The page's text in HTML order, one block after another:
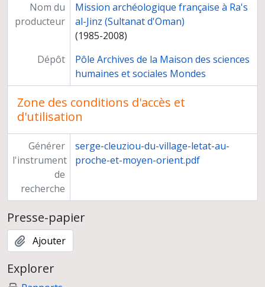
Nom du
producteur
Mission archéologique française à Ra's
al-Jinz (Sultanat d'Oman)
(1985-2008)
Dépôt
Pôle Archives de la Maison des sciences
humaines et sociales Mondes
Zone des conditions d'accès et
d'utilisation
Générer
l'instrument
de
recherche
serge-cleuziou-du-village-letat-au-
proche-et-moyen-orient.pdf
Presse-papier
Ajouter
Explorer